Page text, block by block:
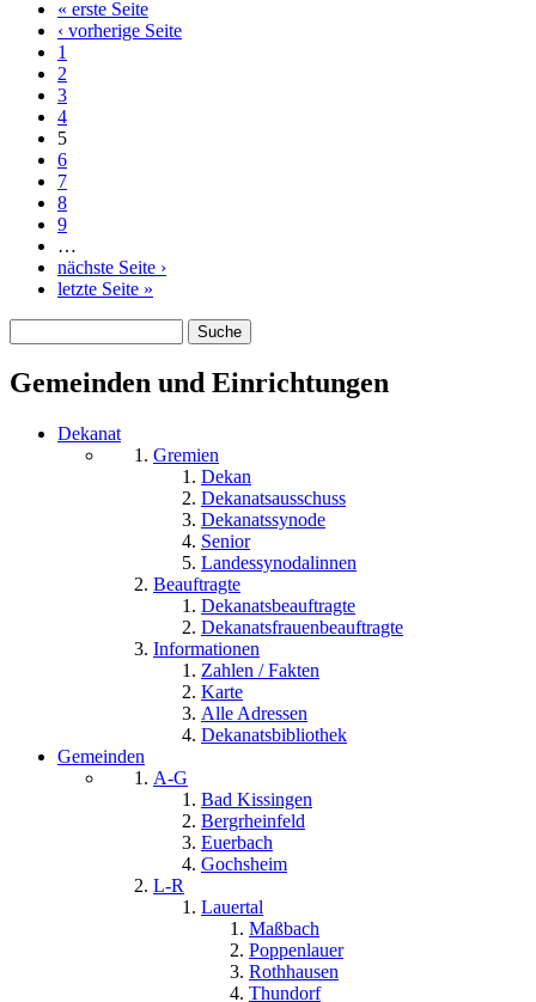
Seiten« erste Seite
‹ vorherige Seite
1
2
3
4
5
6
7
8
9
…
nächste Seite ›
letzte Seite »
Gemeinden und Einrichtungen
Dekanat
Gremien
Dekan
Dekanatsausschuss
Dekanatssynode
Senior
Landessynodalinnen
Beauftragte
Dekanatsbeauftragte
Dekanatsfrauenbeauftragte
Informationen
Zahlen / Fakten
Karte
Alle Adressen
Dekanatsbibliothek
Gemeinden
A-G
Bad Kissingen
Bergrheinfeld
Euerbach
Gochsheim
L-R
Lauertal
Maßbach
Poppenlauer
Rothhausen
Thundorf